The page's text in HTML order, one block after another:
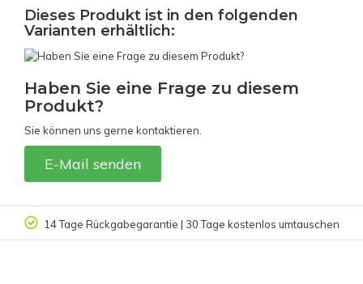
Dieses Produkt ist in den folgenden
Varianten erhältlich:
Haben Sie eine Frage zu diesem
Produkt?
Sie können uns gerne kontaktieren.
E-Mail senden
14 Tage Rückgabegarantie | 30 Tage kostenlos umtauschen